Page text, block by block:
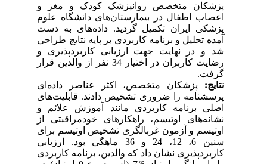
پزشکان متخصص روانپزشک کودک و مغز و
اعصاب اطفال در بیمارستان‌های دانشگاه علوم
پزشکی ایران تکمیل گردید. داده‌های به دست
آمده تحلیل و برنامه کاربردی بر پایه نتایج طراحی
شد و در نهایت جهت ارزیابی کاربردپذیری و
رضایت کاربران در اختیار 34 نفر از والدین قرار
گرفت.
نتایج:پزشکان متخصص، اکثر عناصر داده‌ای
پرسشنامه را ضروری تشخیص دادند. قابلیت‌های
اصلی برنامه کاربردی مانند آموزش علائم و
نشانه‌های اوتیسم، راهکارهای خودمراقبتی از
اوتیسم و آزمون غربالگری تشخیص اوتیسم برای
سنین 6، 12، 24 و 36 ماهگی بود. ارزیابی
کاربردپذیری نشان داد که والدین، برنامه کاربردی